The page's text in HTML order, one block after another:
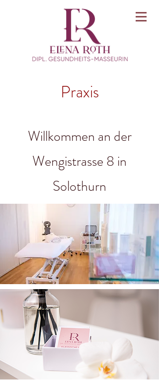
Praxis
Willkommen an der
Wengistrasse 8 in
Solothurn